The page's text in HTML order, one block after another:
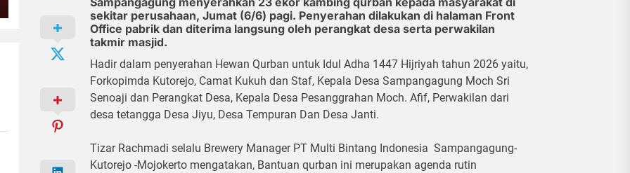
sekitar perusahaan, Jumat (6/6) pagi. Penyerahan dilakukan di halaman Front
Office pabrik dan diterima langsung oleh perangkat desa serta perwakilan
takmir masjid.
Hadir dalam penyerahan Hewan Qurban untuk Idul Adha 1447 Hijriyah tahun 2026 yaitu,
Forkopimda Kutorejo, Camat Kukuh dan Staf, Kepala Desa Sampangagung Moch Sri
Senoaji dan Perangkat Desa, Kepala Desa Pesanggrahan Moch. Afif, Perwakilan dari
desa tetangga Desa Jiyu, Desa Tempuran Dan Desa Janti.
Tizar Rachmadi selalu Brewery Manager PT Multi Bintang Indonesia Sampangagung-
Kutorejo -Mojokerto mengatakan, Bantuan qurban ini merupakan agenda rutin